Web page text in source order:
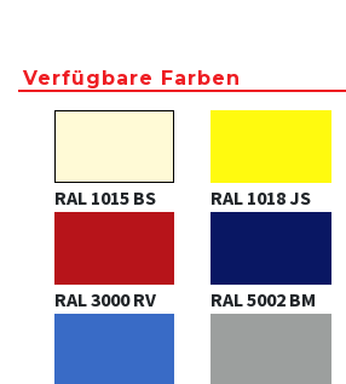
Verfügbare Farben
RAL 1015 BS RAL 1018 JS
RAL 3000 RV RAL 5002 BM